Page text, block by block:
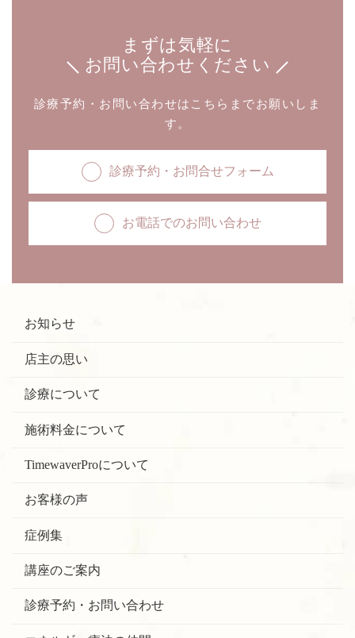
まずは気軽に
お問い合わせください
診療予約・お問い合わせはこちらまでお願いしま
す。
診療予約・お問合せフォーム
お電話でのお問い合わせ
お知らせ
店主の思い
診療について
施術料金について
TimewaverProについて
お客様の声
症例集
講座のご案内
診療予約・お問い合わせ